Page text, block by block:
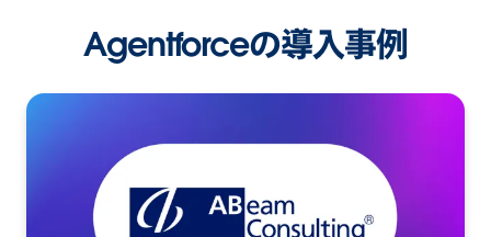
Agentforceの導入事例